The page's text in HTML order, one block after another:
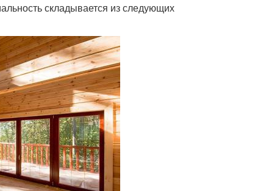
складывается из следующих